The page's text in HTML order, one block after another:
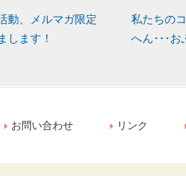
動、メルマガ限定
します！
私たちの
へん･･･お
お問い合わせ リンク